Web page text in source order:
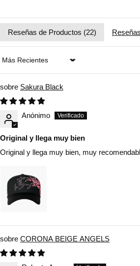
Reseñas de Productos (22)
Sort by
Sakura Black
Anónimo
Original y llega muy bien
Original y llega muy bien, muy
CORONA BEIGE ANGELS